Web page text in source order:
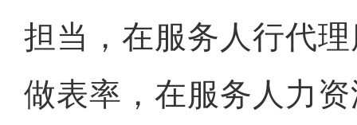
担当，在服务人行代
做表率，在服务人力